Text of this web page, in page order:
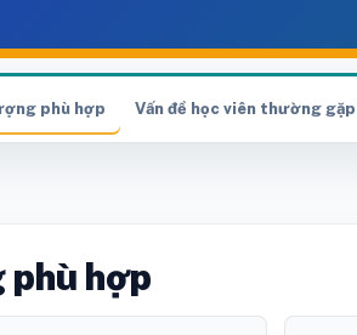
phù hợp Vấn đề học viên thường gặp
hợp